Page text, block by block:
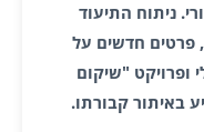
ניתוח התיעוד
פרטים חדשים על
"שיקום
באיתור קבורתו.